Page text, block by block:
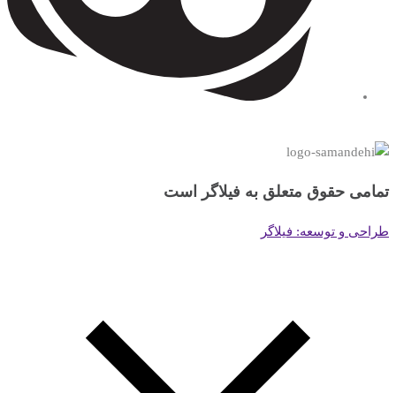
تمامی حقوق متعلق به فیلاگر است
طراحی و توسعه: فیلاگر